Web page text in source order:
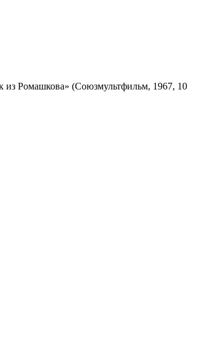
Ромашкова» (Союзмультфильм, 1967, 10